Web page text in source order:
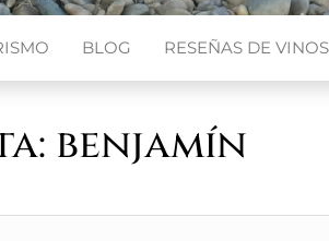
BLOG RESEÑAS DE VINOS
benjamín